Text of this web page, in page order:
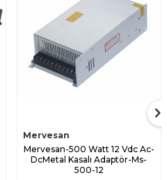
Mervesan
Mervesan-500 Watt 12 Vdc Ac-
DcMetal Kasalı Adaptör-Ms-
500-12